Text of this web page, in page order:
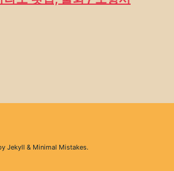
Jekyll & Minimal Mistakes.